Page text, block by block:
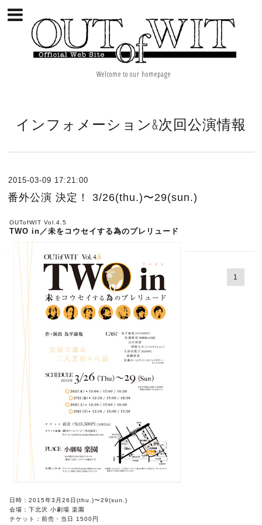
Welcome to our homepage
インフォメーション&次回公演情報
2015-03-09 17:21:00
番外公演 決定！ 3/26(thu.)〜29(sun.)
OUTofWIT Vol.4.5
TWO in／未をコウセイする為のプレリュード
日時：2015年3月26日(thu.)〜29(sun.)
会場：下北沢 小劇場 楽園
チケット：前売・当日 1500円
1